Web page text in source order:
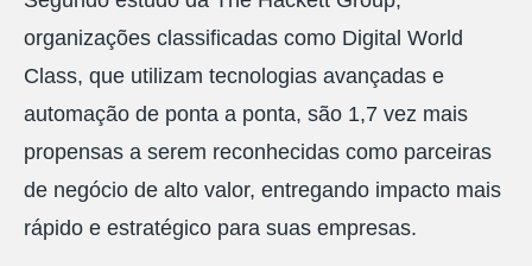
organizações classificadas como Digital World
Class, que utilizam tecnologias avançadas e
automação de ponta a ponta, são 1,7 vez mais
propensas a serem reconhecidas como parceiras
de negócio de alto valor, entregando impacto mais
rápido e estratégico para suas empresas.